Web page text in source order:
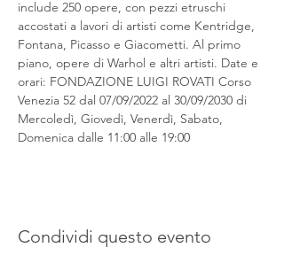
include 250 opere, con pezzi etruschi
accostati a lavori di artisti come Kentridge,
Fontana, Picasso e Giacometti. Al primo
piano, opere di Warhol e altri artisti. Date e
orari: FONDAZIONE LUIGI ROVATI Corso
Venezia 52 dal 07/09/2022 al 30/09/2030 di
Mercoledì, Giovedì, Venerdì, Sabato,
Domenica dalle 11:00 alle 19:00
Condividi questo evento